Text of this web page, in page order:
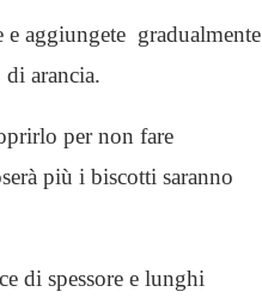
e aggiungete gradualmente
arancia.
per non fare
più i biscotti saranno
di spessore e lunghi